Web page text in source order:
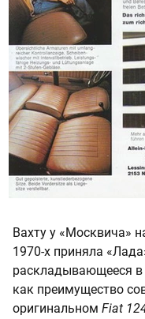
Вахту у «Москвича»
1970-х приняла
раскладывающееся в
как преимущество
оригинальном Fiat